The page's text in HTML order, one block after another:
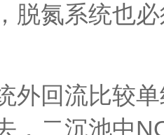
脱氮系统也
外回流比较
，二沉池中